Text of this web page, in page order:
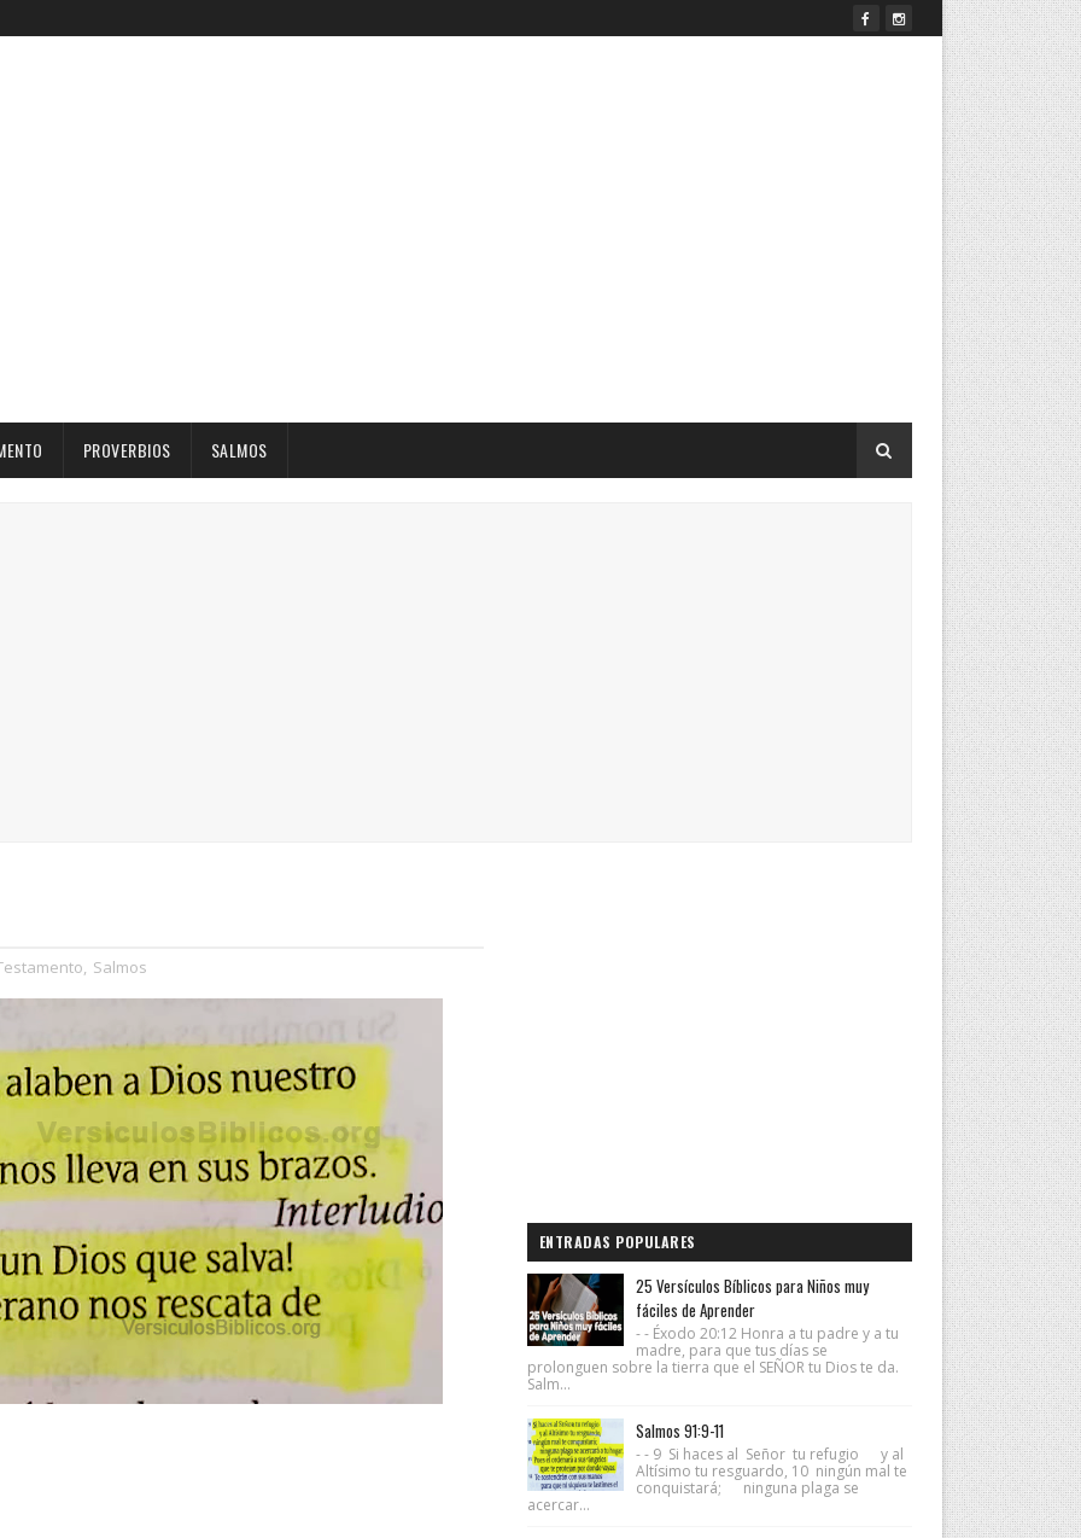
PROVERBIOS SALMOS
, Salmos
ENTRADAS POPULARES
25 Versículos Bíblicos para Niños muy
fáciles de Aprender
- - Éxodo 20:12 Honra a tu padre y a tu
madre, para que tus días se
prolonguen sobre la tierra que el SEÑOR tu Dios te da.
Salm...
Salmos 91:9-11
- - 9 Si haces al Señor tu refugio y al
Altísimo tu resguardo, 10 ningún mal te
conquistará; ninguna plaga se
acercar...